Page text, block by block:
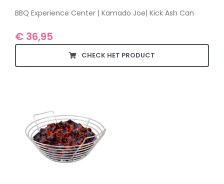
BBQ Experience Center | Kamado Joe| Kick Ash Can
€36,95
CHECK HET PRODUCT